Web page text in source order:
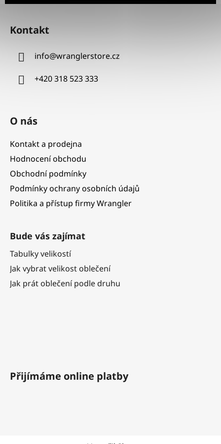
Z
Kontakt
info@wranglerstore.cz
+420 318 523 333
O nás
Kontakt a prodejna
Hodnocení obchodu
Obchodní podmínky
Podmínky ochrany osobních údajů
Politika a přístup firmy Wrangler
Bude vás zajímat
Tabulky velikostí
Jak vybrat velikost oblečení
Jak prát oblečení podle druhu
Přijímáme online platby